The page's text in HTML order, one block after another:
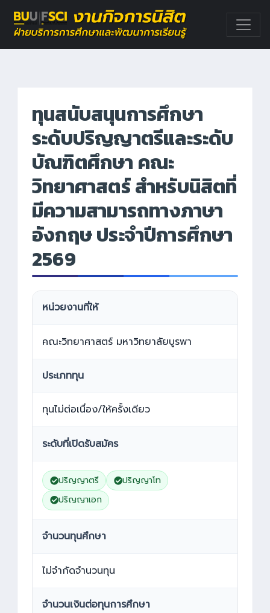
ทุนสนับสนุนการศึกษา
ระดับปริญญาตรีและระดับ
บัณฑิตศึกษา คณะ
วิทยาศาสตร์ สำหรับนิสิตที่
มีความสามารถทางภาษา
อังกฤษ ประจำปีการศึกษา
2569
หน่วยงานที่ให้
คณะวิทยาศาสตร์ มหาวิทยาลัยบูรพา
ประเภททุน
ทุนไม่ต่อเนื่อง/ให้ครั้งเดียว
ระดับที่เปิดรับสมัคร
ปริญญาตรี
ปริญญาโท
ปริญญาเอก
จำนวนทุนศึกษา
ไม่จำกัดจำนวนทุน
จำนวนเงินต่อทุนการศึกษา